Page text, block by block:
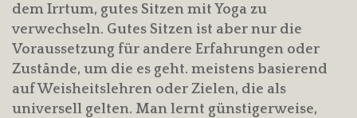
dem Irrtum, gutes Sitzen mit Yoga zu
verwechseln. Gutes Sitzen ist aber nur die
Voraussetzung für andere Erfahrungen oder
Zustände, um die es geht. meistens basierend
auf Weisheitslehren oder Zielen, die als
universell gelten. Man lernt günstigerweise,